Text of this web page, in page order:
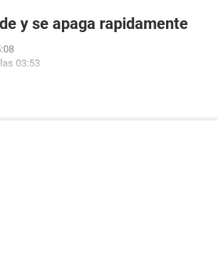
y se apaga rapidamente
03:53